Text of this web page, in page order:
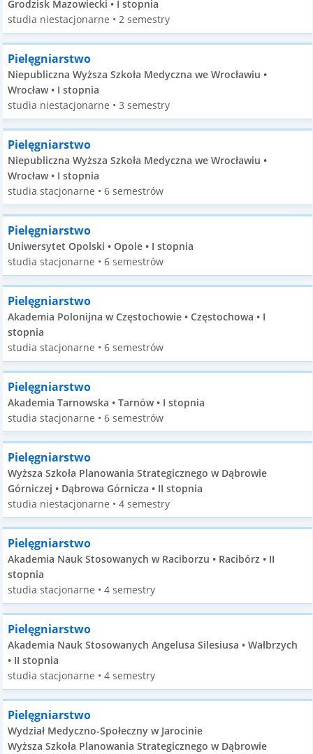
Grodzisk Mazowiecki • I stopnia
studia niestacjonarne • 2 semestry
Pielęgniarstwo
Niepubliczna Wyższa Szkoła Medyczna we Wrocławiu •
Wrocław • I stopnia
studia niestacjonarne • 3 semestry
Pielęgniarstwo
Niepubliczna Wyższa Szkoła Medyczna we Wrocławiu •
Wrocław • I stopnia
studia stacjonarne • 6 semestrów
Pielęgniarstwo
Uniwersytet Opolski • Opole • I stopnia
studia stacjonarne • 6 semestrów
Pielęgniarstwo
Akademia Polonijna w Częstochowie • Częstochowa • I
stopnia
studia stacjonarne • 6 semestrów
Pielęgniarstwo
Akademia Tarnowska • Tarnów • I stopnia
studia stacjonarne • 6 semestrów
Pielęgniarstwo
Wyższa Szkoła Planowania Strategicznego w Dąbrowie
Górniczej • Dąbrowa Górnicza • II stopnia
studia niestacjonarne • 4 semestry
Pielęgniarstwo
Akademia Nauk Stosowanych w Raciborzu • Racibórz • II
stopnia
studia stacjonarne • 4 semestry
Pielęgniarstwo
Akademia Nauk Stosowanych Angelusa Silesiusa • Wałbrzych
• II stopnia
studia stacjonarne • 4 semestry
Pielęgniarstwo
Wydział Medyczno-Społeczny w Jarocinie
Wyższa Szkoła Planowania Strategicznego w Dąbrowie